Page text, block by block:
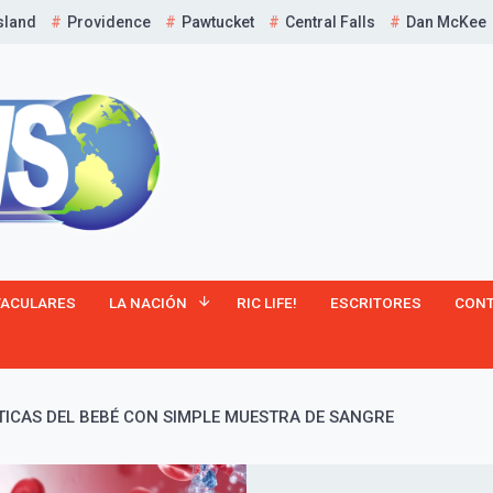
Providence Pawtucket Central Falls Dan McKee
LA NACIÓN RIC LIFE! ESCRITORES
DEL BEBÉ CON SIMPLE MUESTRA DE SANGRE